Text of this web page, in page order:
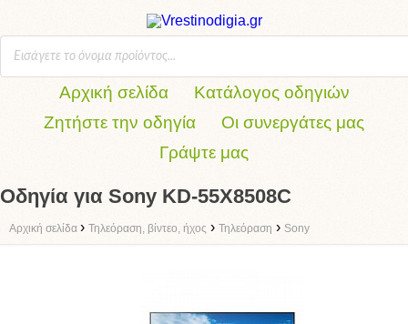
Αρχική σελίδα
Κατάλογος οδηγιών
Ζητήστε την οδηγία
Οι συνεργάτες μας
Γράψτε μας
Οδηγία για Sony KD-55X8508C
Αρχική σελίδα › Τηλεόραση, βίντεο, ήχος › Τηλεόραση › Sony